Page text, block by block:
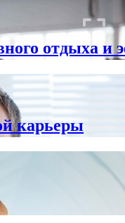
отдыха и
карьеры